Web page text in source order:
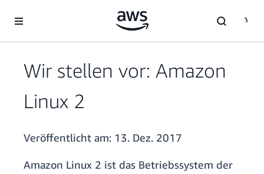
Überspringen zum Hauptinhalt
Wir stellen vor: Amazon
Linux 2
Veröffentlicht am: 13. Dez. 2017
Amazon Linux 2 ist das Betriebssystem der